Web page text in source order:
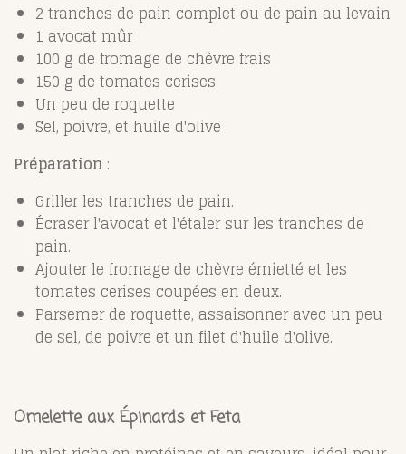
2 tranches de pain complet ou de pain au levain
1 avocat mûr
100 g de fromage de chèvre frais
150 g de tomates cerises
Un peu de roquette
Sel, poivre, et huile d'olive
Préparation :
Griller les tranches de pain.
Écraser l'avocat et l'étaler sur les tranches de
pain.
Ajouter le fromage de chèvre émietté et les
tomates cerises coupées en deux.
Parsemer de roquette, assaisonner avec un peu
de sel, de poivre et un filet d'huile d'olive.
Omelette aux Épinards et Feta